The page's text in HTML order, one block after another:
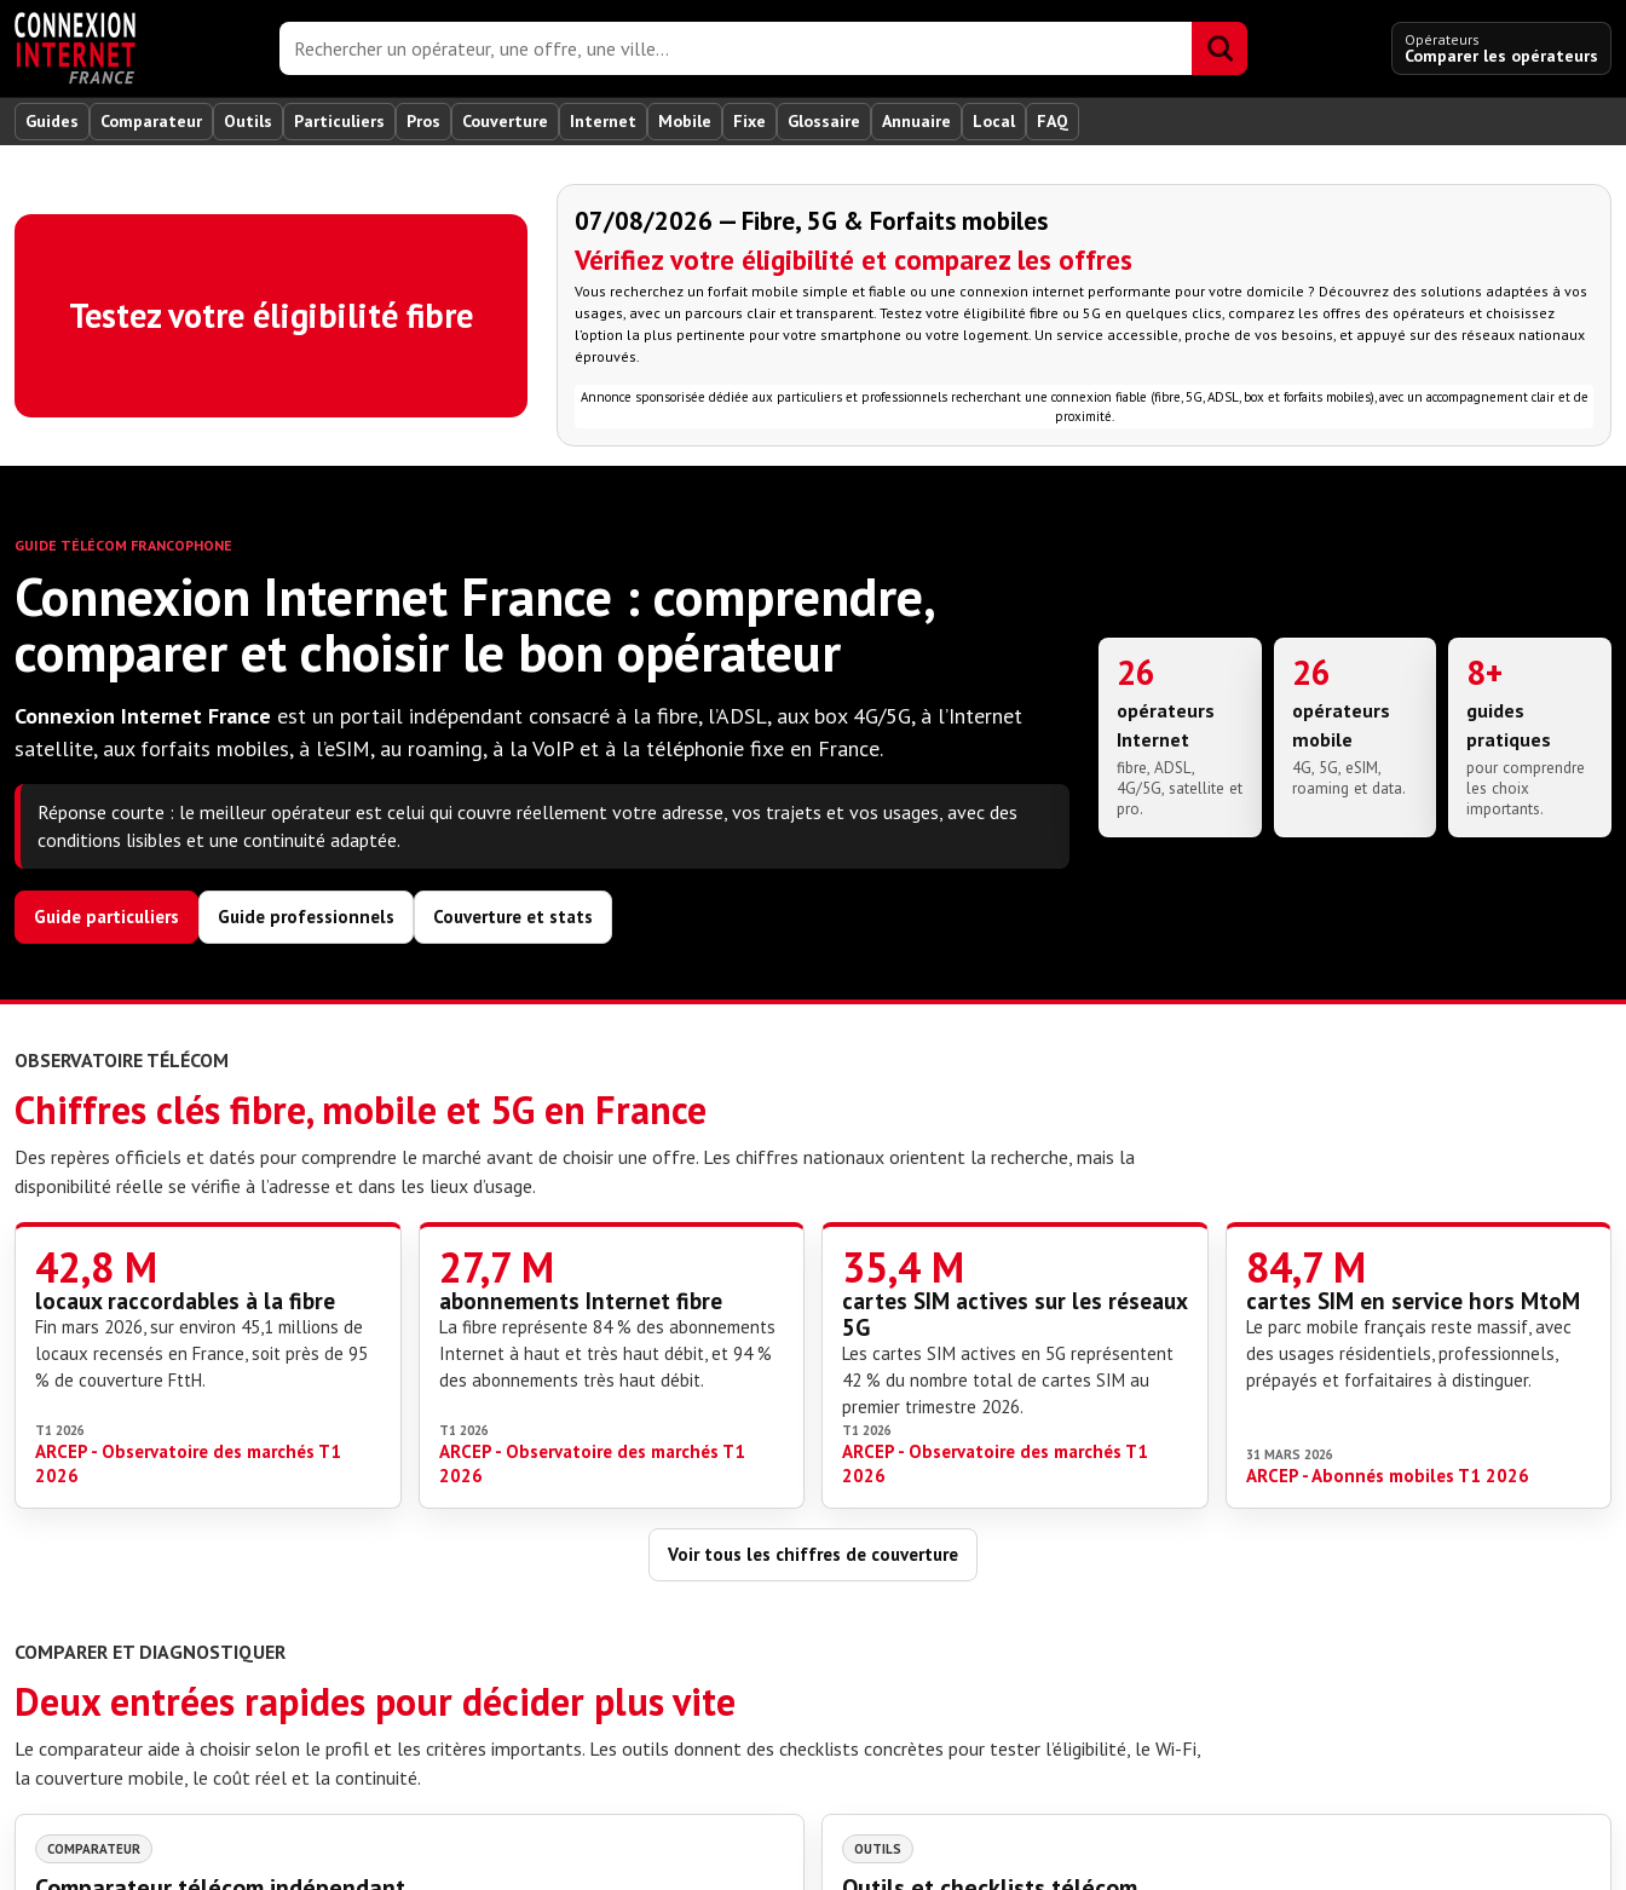
Opérateurs
Comparer les opérateurs
Guides Comparateur Outils Particuliers Pros Couverture Internet Mobile Fixe Glossaire Annuaire Local FAQ
Testez votre éligibilité fibre
07/08/2026 — Fibre, 5G & Forfaits mobiles
Vérifiez votre éligibilité et comparez les offres
Vous recherchez un forfait mobile simple et fiable ou une connexion internet performante pour votre domicile ? Découvrez des solutions adaptées à vos
usages, avec un parcours clair et transparent. Testez votre éligibilité fibre ou 5G en quelques clics, comparez les offres des opérateurs et choisissez
l’option la plus pertinente pour votre smartphone ou votre logement. Un service accessible, proche de vos besoins, et appuyé sur des réseaux nationaux
éprouvés.
Annonce sponsorisée dédiée aux particuliers et professionnels recherchant une connexion fiable (fibre, 5G, ADSL, box et forfaits mobiles), avec un accompagnement clair et de
proximité.
GUIDE TÉLÉCOM FRANCOPHONE
Connexion Internet France : comprendre,
comparer et choisir le bon opérateur
Connexion Internet France est un portail indépendant consacré à la fibre, l’ADSL, aux box 4G/5G, à l’Internet
satellite, aux forfaits mobiles, à l’eSIM, au roaming, à la VoIP et à la téléphonie fixe en France.
Réponse courte : le meilleur opérateur est celui qui couvre réellement votre adresse, vos trajets et vos usages, avec des
conditions lisibles et une continuité adaptée.
Guide particuliers Guide professionnels Couverture et stats
26
opérateurs
Internet
fibre, ADSL,
4G/5G, satellite et
pro.
26
opérateurs
mobile
4G, 5G, eSIM,
roaming et data.
8+
guides
pratiques
pour comprendre
les choix
importants.
OBSERVATOIRE TÉLÉCOM
Chiffres clés fibre, mobile et 5G en France
Des repères officiels et datés pour comprendre le marché avant de choisir une offre. Les chiffres nationaux orientent la recherche, mais la
disponibilité réelle se vérifie à l’adresse et dans les lieux d’usage.
42,8 M
locaux raccordables à la fibre
Fin mars 2026, sur environ 45,1 millions de
locaux recensés en France, soit près de 95
% de couverture FttH.
T1 2026
ARCEP - Observatoire des marchés T1
2026
27,7 M
abonnements Internet fibre
La fibre représente 84 % des abonnements
Internet à haut et très haut débit, et 94 %
des abonnements très haut débit.
T1 2026
ARCEP - Observatoire des marchés T1
2026
35,4 M
cartes SIM actives sur les réseaux
5G
Les cartes SIM actives en 5G représentent
42 % du nombre total de cartes SIM au
premier trimestre 2026.
T1 2026
ARCEP - Observatoire des marchés T1
2026
84,7 M
cartes SIM en service hors MtoM
Le parc mobile français reste massif, avec
des usages résidentiels, professionnels,
prépayés et forfaitaires à distinguer.
31 MARS 2026
ARCEP - Abonnés mobiles T1 2026
Voir tous les chiffres de couverture
COMPARER ET DIAGNOSTIQUER
Deux entrées rapides pour décider plus vite
Le comparateur aide à choisir selon le profil et les critères importants. Les outils donnent des checklists concrètes pour tester l’éligibilité, le Wi-Fi,
la couverture mobile, le coût réel et la continuité.
COMPARATEUR OUTILS